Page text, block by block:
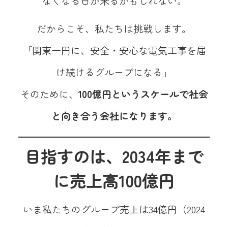
だからこそ、私たちは挑戦します。
「関東一円に、安全・安心な電気工事を届
け続けるグループになる」
そのために、 100億円というスケールで社会
と向き合う会社になります。
目指すのは、2034年まで
に売上高100億円
いま私たちのグループ売上は34億円（2024